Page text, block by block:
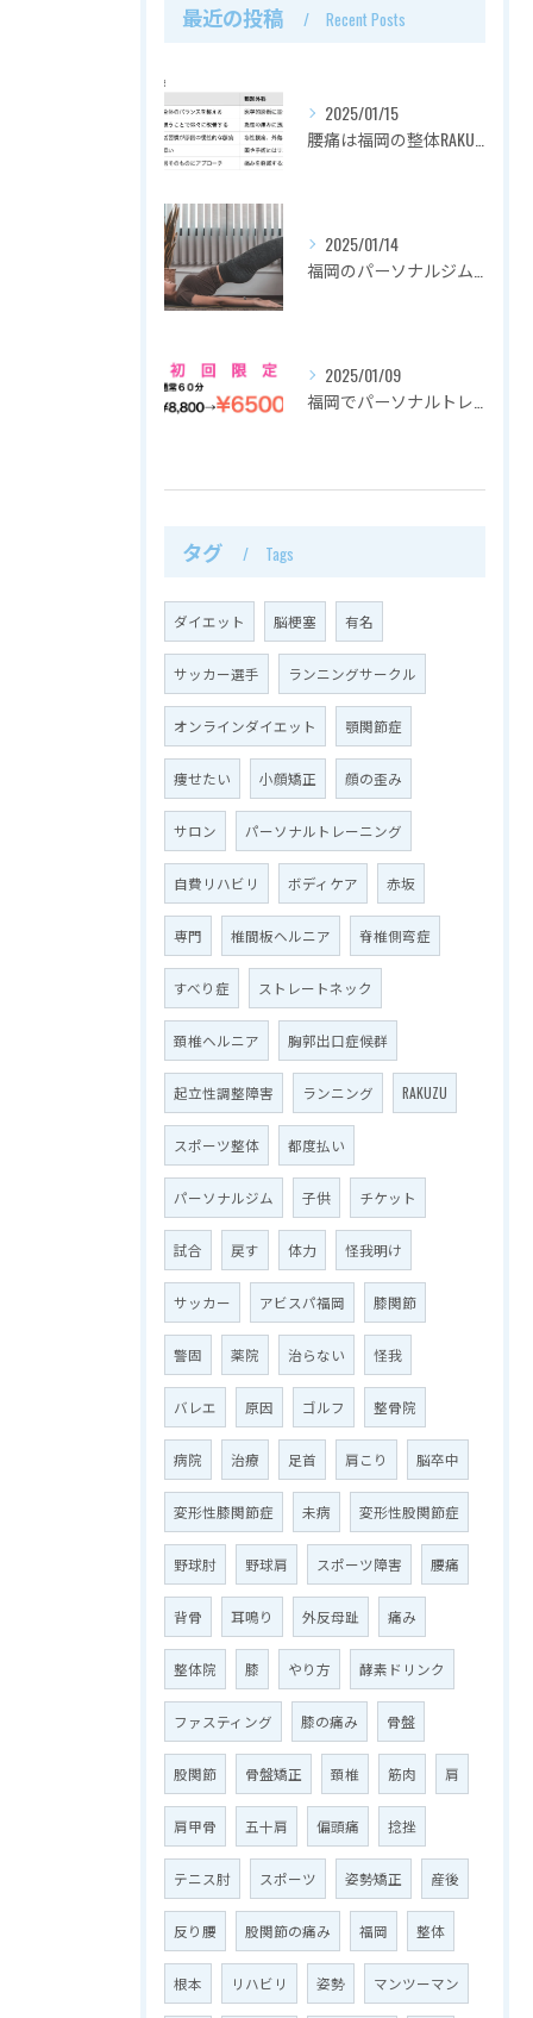
最近の投稿 Recent Posts
2025/01/15
2025/01/14
2025/01/09
タグ Tags
ダイエット 脳梗塞 有名
サッカー選手 ランニングサークル
オンラインダイエット 顎関節症
痩せたい 小顔矯正 顔の歪み
サロン パーソナルトレーニング
自費リハビリ ボディケア 赤坂
専門 椎間板ヘルニア 脊椎側弯症
すべり症 ストレートネック
頚椎ヘルニア 胸郭出口症候群
起立性調整障害 ランニング RAKUZU
スポーツ整体 都度払い
パーソナルジム 子供 チケット
試合 戻す 体力 怪我明け
サッカー アビスパ福岡 膝関節
警固 薬院 治らない 怪我
バレエ 原因 ゴルフ 整骨院
病院 治療 足首 肩こり 脳卒中
変形性膝関節症 未病 変形性股関節症
野球肘 野球肩 スポーツ障害 腰痛
背骨 耳鳴り 外反母趾 痛み
整体院 膝 やり方 酵素ドリンク
ファスティング 膝の痛み 骨盤
股関節 骨盤矯正 頚椎 筋肉 肩
肩甲骨 五十肩 偏頭痛 捻挫
テニス肘 スポーツ 姿勢矯正 産後
反り腰 股関節の痛み 福岡 整体
根本 リハビリ 姿勢 マンツーマン